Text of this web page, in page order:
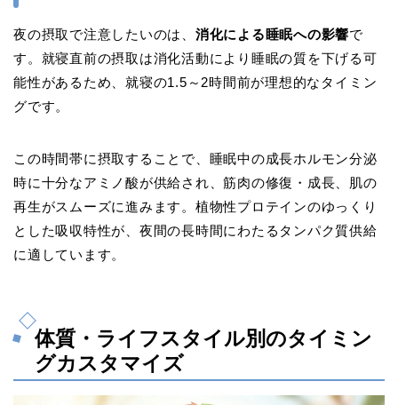
夜の摂取で注意したいのは、 消化による睡眠への影響で
す。就寝直前の摂取は消化活動により睡眠の質を下げる可
能性があるため、就寝の1.5～2時間前が理想的なタイミン
グです。
この時間帯に摂取することで、睡眠中の成長ホルモン分泌
時に十分なアミノ酸が供給され、筋肉の修復・成長、肌の
再生がスムーズに進みます。植物性プロテインのゆっくり
とした吸収特性が、夜間の長時間にわたるタンパク質供給
に適しています。
体質・ライフスタイル別のタイミン
グカスタマイズ